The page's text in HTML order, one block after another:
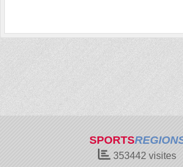
SPORTS
353442 visites